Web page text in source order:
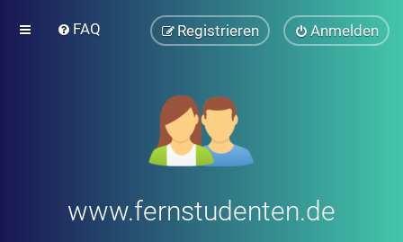
FAQ Anmelden
Registrieren
www.fernstudenten.de